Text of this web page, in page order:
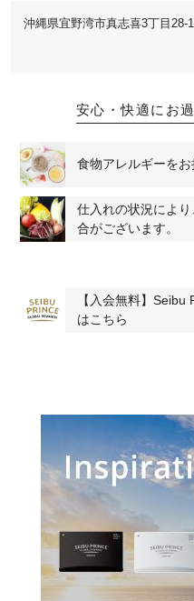
沖縄県宜野湾市真志喜3丁目28-
安心・快適にお
食物アレルギーを
仕入れの状況によ
合がございます。
【入会無料】
はこちら